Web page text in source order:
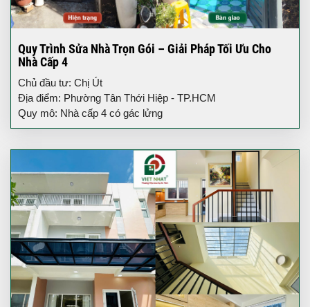
Quy Trình Sửa Nhà Trọn Gói – Giải Pháp Tối Ưu Cho
Nhà Cấp 4
Chủ đầu tư: Chị Út
Địa điểm: Phường Tân Thới Hiệp - TP.HCM
Quy mô: Nhà cấp 4 có gác lửng